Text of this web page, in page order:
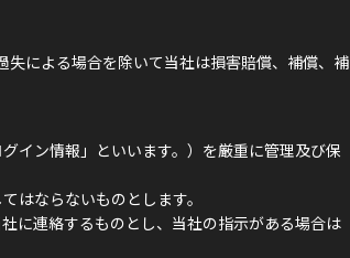
による場合を除いて当社は損害賠償、補償、補
イン情報」といいます。）を厳重に管理及び保
はならないものとします。
に連絡するものとし、当社の指示がある場合は